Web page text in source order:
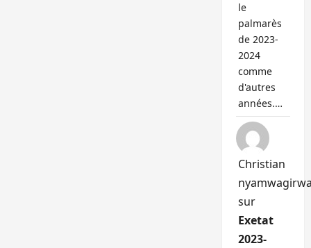
le
palmarès
de 2023-
2024
comme
d'autres
années.…
Christian
sur
Exetat
2023-